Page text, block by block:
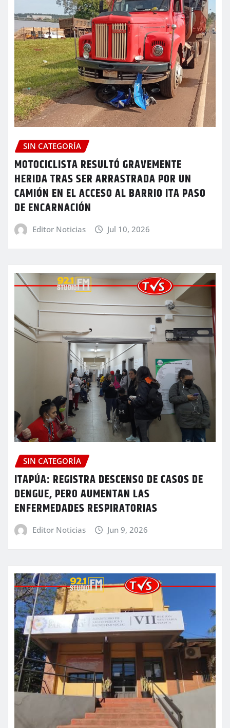
SIN CATEGORÍA
MOTOCICLISTA RESULTÓ GRAVEMENTE
HERIDA TRAS SER ARRASTRADA POR UN
CAMIÓN EN EL ACCESO AL BARRIO ITA PASO
DE ENCARNACIÓN
Editor Noticias Jul 10, 2026
SIN CATEGORÍA
ITAPÚA: REGISTRA DESCENSO DE CASOS DE
DENGUE, PERO AUMENTAN LAS
ENFERMEDADES RESPIRATORIAS
Editor Noticias Jun 9, 2026